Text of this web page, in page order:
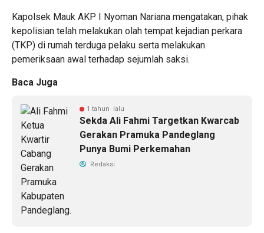
Kapolsek Mauk AKP I Nyoman Nariana mengatakan, pihak
kepolisian telah melakukan olah tempat kejadian perkara
(TKP) di rumah terduga pelaku serta melakukan
pemeriksaan awal terhadap sejumlah saksi.
Baca Juga
1 tahun lalu
Sekda Ali Fahmi Targetkan Kwarcab
Gerakan Pramuka Pandeglang
Punya Bumi Perkemahan
Redaksi